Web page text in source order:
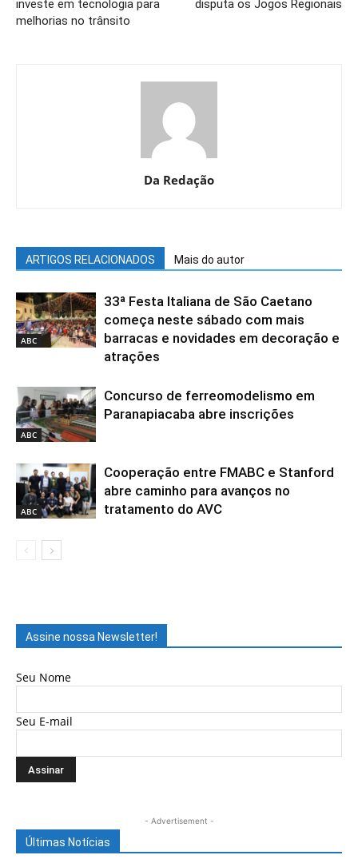
investe em tecnologia para
melhorias no trânsito
disputa os Jogos Regionais
Da Redação
ARTIGOS RELACIONADOS Mais do autor
ABC
33ª Festa Italiana de São Caetano
começa neste sábado com mais
barracas e novidades em decoração e
atrações
ABC
Concurso de ferreomodelismo em
Paranapiacaba abre inscrições
ABC
Cooperação entre FMABC e Stanford
abre caminho para avanços no
tratamento do AVC
Assine nossa Newsletter!
Seu Nome
Seu E-mail
- Advertisement -
Últimas Notícias